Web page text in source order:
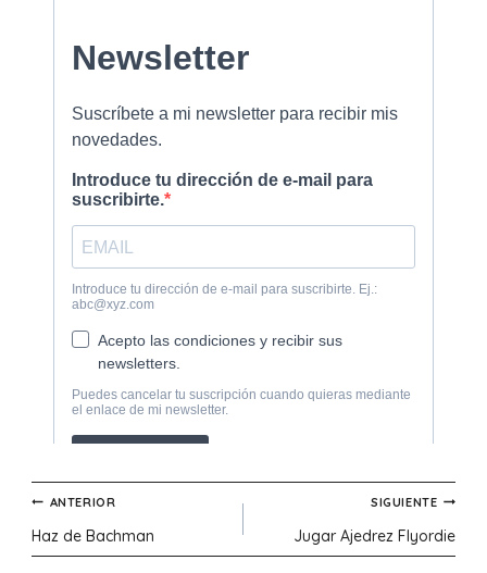
Navegación
de
ANTERIOR
Haz de Bachman
SIGUIENTE
Jugar Ajedrez Flyordie